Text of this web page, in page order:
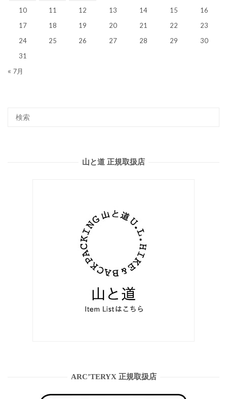
10
11 12 13 14 15
16
17
18 19 20 21 22
23
24
25 26 27 28 29
30
31
« 7月
山と道 正規取扱店
ARC’TERYX 正規取扱店